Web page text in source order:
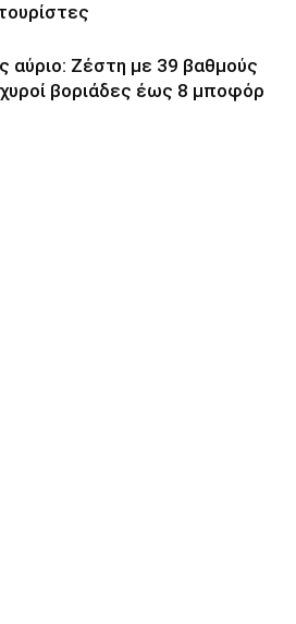
αύριο: Ζέστη με 39 βαθμούς
βοριάδες έως 8 μποφόρ